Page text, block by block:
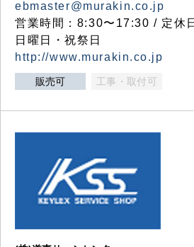
ebmaster@murakin.co.jp
営業時間：8:30〜17:30 / 定休
日曜日・祝祭日
http://www.murakin.co.jp
販売可 工事・取付可